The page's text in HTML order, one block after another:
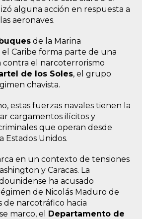
alguna acción en respuesta a
aeronaves.
de la Marina
Caribe forma parte de una
contra el narcoterrorismo
de los Soles, el grupo
chavista.
estas fuerzas navales tienen la
cargamentos ilícitos y
que operan desde
Estados Unidos.
en un contexto de tensiones
y Caracas. La
ha acusado
de Nicolás Maduro de
de narcotráfico hacia
marco, el Departamento de